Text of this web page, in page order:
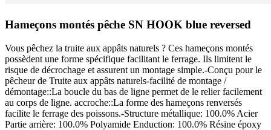
Hameçons montés pêche SN HOOK blue reversed
Vous pêchez la truite aux appâts naturels ? Ces hameçons montés
possèdent une forme spécifique facilitant le ferrage. Ils limitent le
risque de décrochage et assurent un montage simple.-Conçu pour le
pêcheur de Truite aux appâts naturels-facilité de montage /
démontage::La boucle du bas de ligne permet de le relier facilement
au corps de ligne. accroche::La forme des hameçons renversés
facilite le ferrage des poissons.-Structure métallique: 100.0% Acier
Partie arrière: 100.0% Polyamide Enduction: 100.0% Résine époxy